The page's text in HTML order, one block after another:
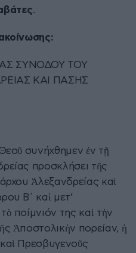
.
ΣΥΝΟΔΟΥ ΤΟΥ
ΚΑΙ ΠΑΣΗΣ
συνήχθημεν ἐν τῇ
προσκλήσει τῆς
Ἀλεξανδρείας καὶ
Β΄ καὶ μετ’
ποίμνιόν της καὶ τὴν
Ἀποστολικὴν πορείαν, ἡ
Πρεσβυγενοῦς